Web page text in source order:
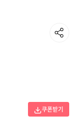
쿠폰받기